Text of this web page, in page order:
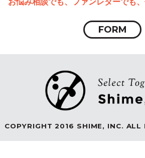
FORM
COPYRIGHT 2016 SHIME, INC. ALL